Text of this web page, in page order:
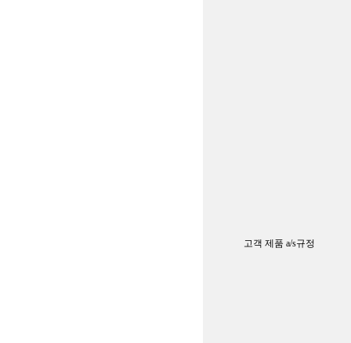
고객 제품 a/s규정